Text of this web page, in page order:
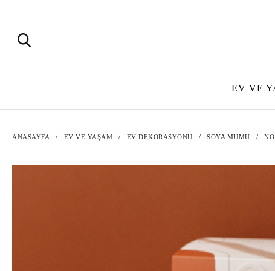
EV VE
ANASAYFA EV VE YAŞAM EV DEKORASYONU SOYA MUMU